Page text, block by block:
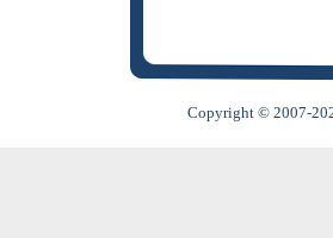
Copyright © 2007-